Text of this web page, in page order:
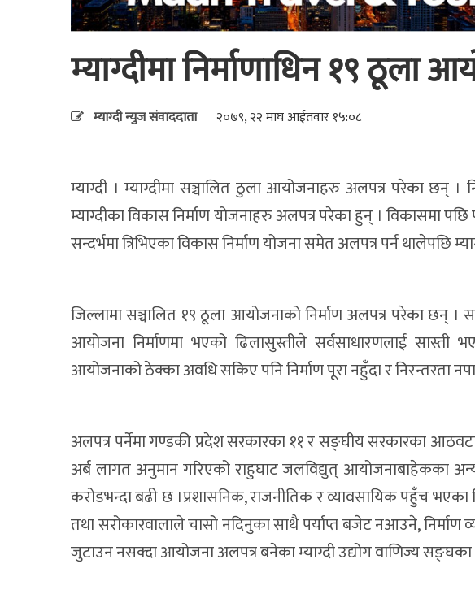
म्याग्दीमा निर्माणाधिन १९ ठूला
म्याग्दी न्युज संवाददाता २०७९, २२ माघ आईतवार १५:०८
म्याग्दी । म्याग्दीमा सञ्चालित ठुला आयोजनाहरु अलपत्र परेका छन् ।
म्याग्दीका विकास निर्माण योजनाहरु अलपत्र परेका हुन् । विकासमा
सन्दर्भमा त्रिभिएका विकास निर्माण योजना समेत अलपत्र पर्न थालेपछि
जिल्लामा सञ्चालित १९ ठूला आयोजनाको निर्माण अलपत्र परेका छन्
आयोजना निर्माणमा भएको ढिलासुस्तीले सर्वसाधारणलाई
आयोजनाको ठेक्का अवधि सकिए पनि निर्माण पूरा नहुँदा र निरन्तरता
अलपत्र पर्नेमा गण्डकी प्रदेश सरकारका ११ र सङ्घीय सरकारका
अर्ब लागत अनुमान गरिएको राहुघाट जलविद्युत् आयोजनाबाहेकका
करोडभन्दा बढी छ ।प्रशासनिक, राजनीतिक र व्यावसायिक पहुँच भएका
तथा सरोकारवालाले चासो नदिनुका साथै पर्याप्त बजेट नआउने, निर्माण
जुटाउन नसक्दा आयोजना अलपत्र बनेका म्याग्दी उद्योग वाणिज्य